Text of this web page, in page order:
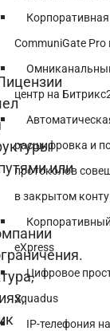
CommuniGate Pro
центр на
расшифровка и
протоколов
в закрытом
eXpress
Цифровое
Squadus
IP-телефония
или